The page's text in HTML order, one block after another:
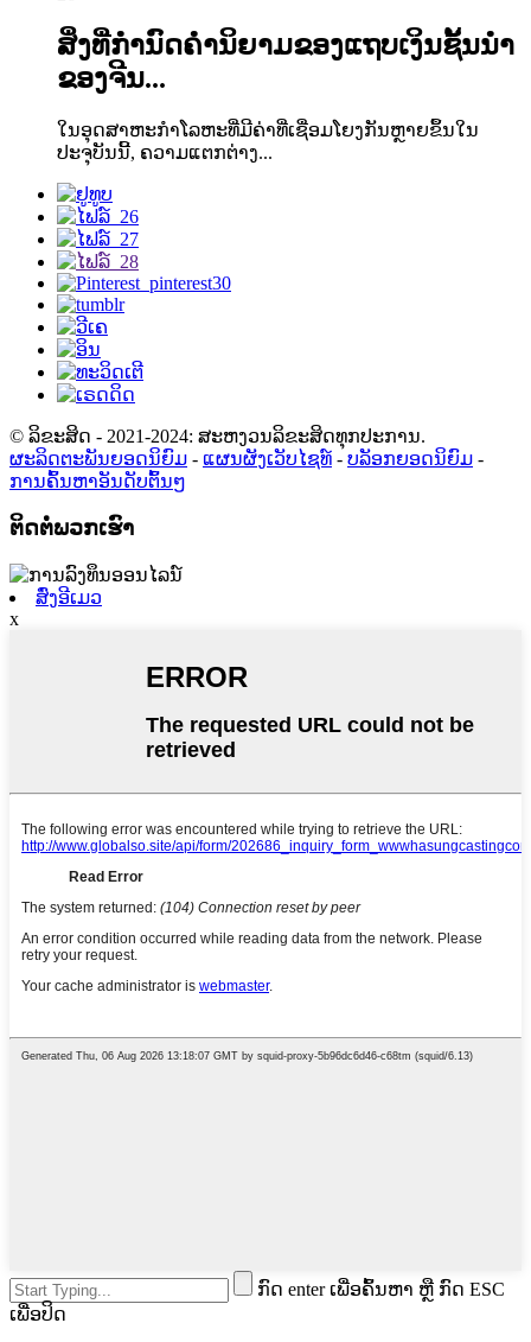
ສິ່ງທີ່ກຳນົດຄຳນິຍາມຂອງແຖບເງິນຊັ້ນນຳ
ຂອງຈີນ...
ໃນອຸດສາຫະກຳໂລຫະທີ່ມີຄ່າທີ່ເຊື່ອມໂຍງກັນຫຼາຍຂຶ້ນໃນ
ປະຈຸບັນນີ້, ຄວາມແຕກຕ່າງ...
© ລິຂະສິດ - 2021-2024: ສະຫງວນລິຂະສິດທຸກປະການ.
ຜະລິດຕະພັນຍອດນິຍົມ - ແຜນຜັງເວັບໄຊທ໌ - ບລັອກຍອດນິຍົມ -
ການຄົ້ນຫາອັນດັບຕົ້ນໆ
ຕິດຕໍ່ພວກເຮົາ
ສົ່ງອີເມວ
x
ກົດ enter ເພື່ອຄົ້ນຫາ ຫຼື ກົດ ESC
ເພື່ອປິດ